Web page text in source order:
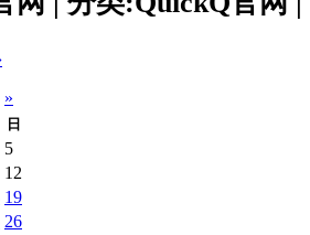
»
日
5
12
19
26